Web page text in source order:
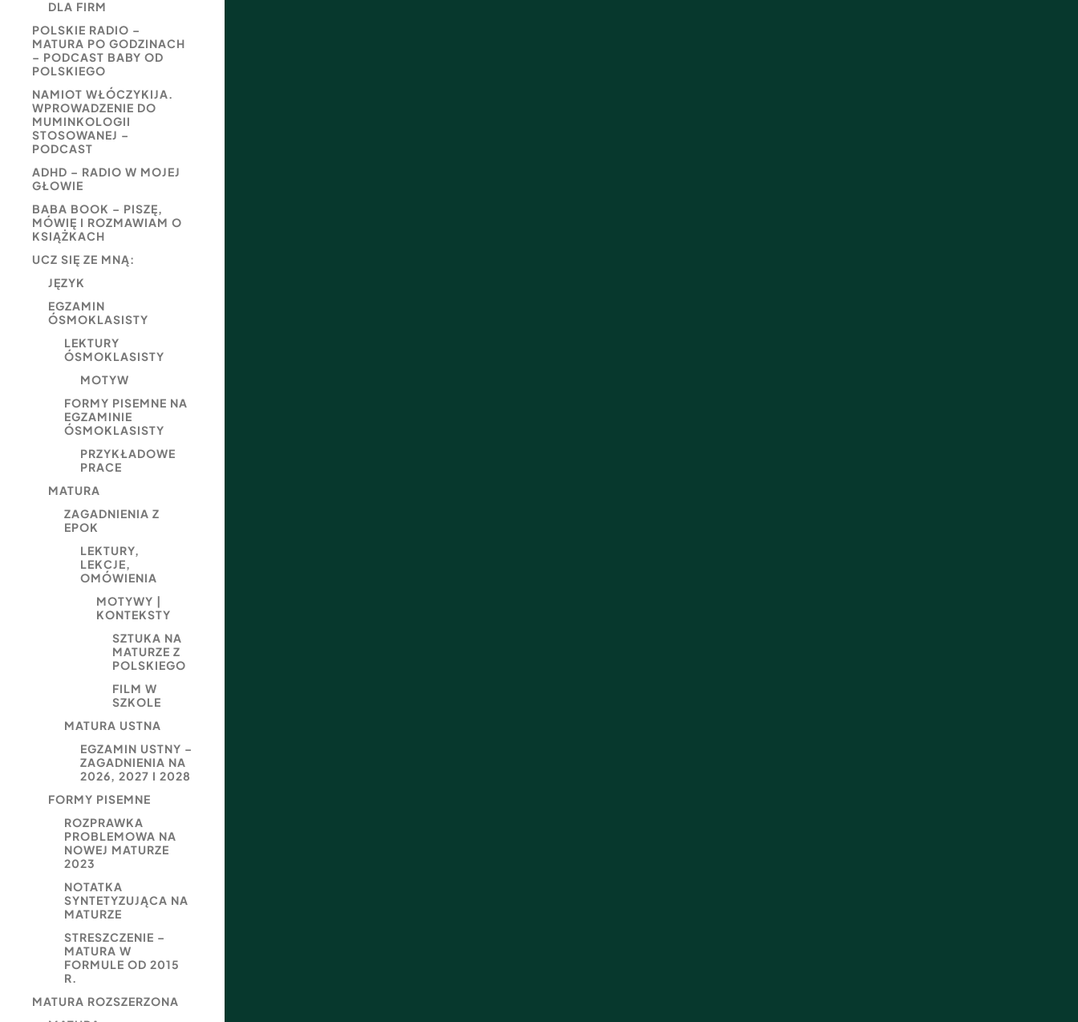
DLA FIRM
POLSKIE RADIO –
MATURA PO GODZINACH
– PODCAST BABY OD
POLSKIEGO
NAMIOT WŁÓCZYKIJA.
WPROWADZENIE DO
MUMINKOLOGII
STOSOWANEJ –
PODCAST
ADHD – RADIO W MOJEJ
GŁOWIE
BABA BOOK – PISZĘ,
MÓWIĘ I ROZMAWIAM O
KSIĄŻKACH
UCZ SIĘ ZE MNĄ:
JĘZYK
EGZAMIN
ÓSMOKLASISTY
LEKTURY
ÓSMOKLASISTY
MOTYW
FORMY PISEMNE NA
EGZAMINIE
ÓSMOKLASISTY
PRZYKŁADOWE
PRACE
MATURA
ZAGADNIENIA Z
EPOK
LEKTURY,
LEKCJE,
OMÓWIENIA
MOTYWY |
KONTEKSTY
SZTUKA NA
MATURZE Z
POLSKIEGO
FILM W
SZKOLE
MATURA USTNA
EGZAMIN USTNY –
ZAGADNIENIA NA
2026, 2027 I 2028
FORMY PISEMNE
ROZPRAWKA
PROBLEMOWA NA
NOWEJ MATURZE
2023
NOTATKA
SYNTETYZUJĄCA NA
MATURZE
STRESZCZENIE –
MATURA W
FORMULE OD 2015
R.
MATURA ROZSZERZONA